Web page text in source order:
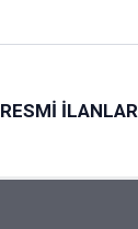
RESMI İLANLAR